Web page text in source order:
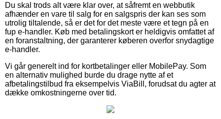
Du skal trods alt være klar over, at såfremt en webbutik
afhænder en vare til salg for en salgspris der kan ses som
utrolig tiltalende, så er det for det meste være et tegn på en
fup e-handler. Køb med betalingskort er heldigvis omfattet af
en foranstaltning, der garanterer køberen overfor snydagtige
e-handler.
Vi går generelt ind for kortbetalinger eller MobilePay. Som
en alternativ mulighed burde du drage nytte af et
afbetalingstilbud fra eksempelvis ViaBill, forudsat du agter at
dække omkostningerne over tid.